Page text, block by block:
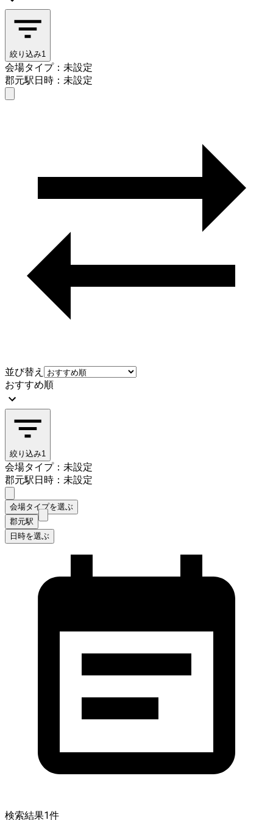
絞り込み1
会場タイプ：未設定
郡元駅日時：未設定
並び替え
おすすめ順
絞り込み1
会場タイプ：未設定
郡元駅日時：未設定
会場タイプを選ぶ
郡元駅
日時を選ぶ
検索結果1件